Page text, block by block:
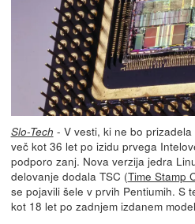
Slo-Tech - V vesti, ki ne bo
več kot 36 let po izidu prvega
podporo zanj. Nova verzija jedra
delovanje dodala TSC (Time Stamp
se pojavili šele v prvih Pentiumih. S
kot 18 let po zadnjem izdanem